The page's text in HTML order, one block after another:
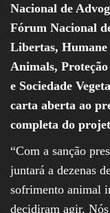
Nacional de
Fórum Nacional
Libertas,
Animals,
e Sociedade
carta aberta ao
completa do
“Com a sanção
juntará a dezenas
sofrimento animal
decidiram agir.